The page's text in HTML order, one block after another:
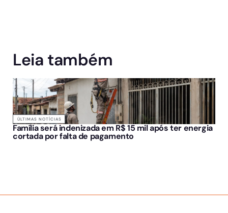
Leia também
ÚLTIMAS NOTÍCIAS
Família será indenizada em R$ 15 mil após ter energia
cortada por falta de pagamento